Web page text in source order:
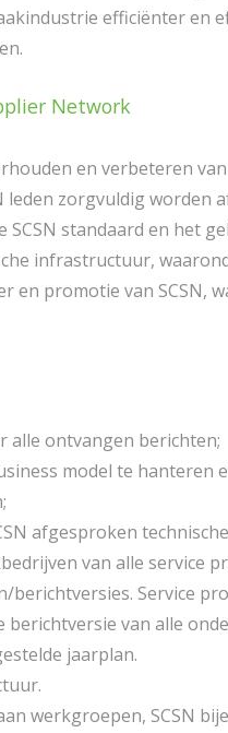
efficiënter en
Network
en verbeteren van
leden zorgvuldig worden
standaard en het
infrastructuur,
en promotie van SCSN,
alle ontvangen berichten;
model te hanteren
afgesproken
van alle service
berichtversies. Service
van alle
jaarplan.
werkgroepen, SCSN